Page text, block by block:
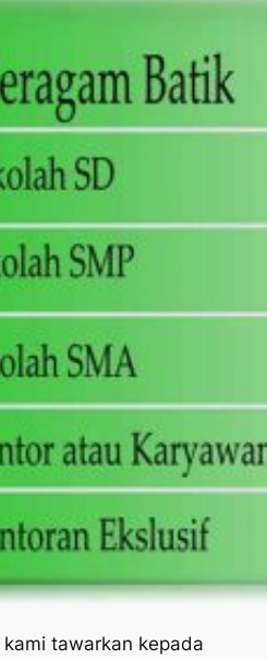
tawarkan kepada